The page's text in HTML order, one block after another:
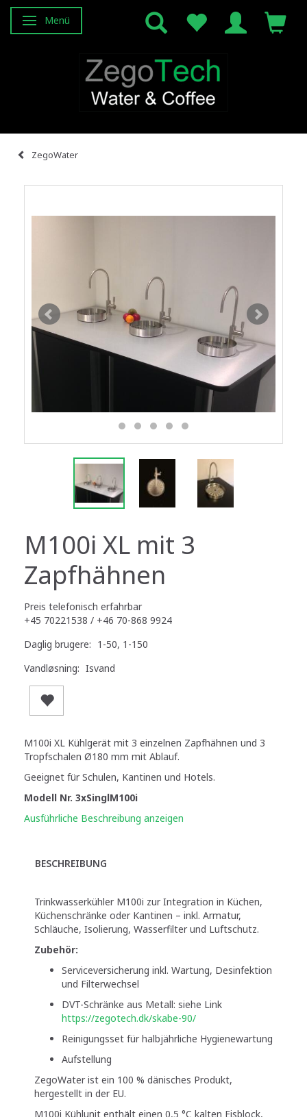
Anzeige ändern
Menü
ZegoWater
M100i XL mit 3
Zapfhähnen
Preis telefonisch erfahrbar
+45 70221538 / +46 70-868 9924
Daglig brugere: 1-50, 1-150
Vandløsning: Isvand
M100i XL Kühlgerät mit 3 einzelnen Zapfhähnen und 3
Tropfschalen Ø180 mm mit Ablauf.
Geeignet für Schulen, Kantinen und Hotels.
Modell Nr. 3xSinglM100i
Ausführliche Beschreibung anzeigen
BESCHREIBUNG
Trinkwasserkühler M100i zur Integration in Küchen,
Küchenschränke oder Kantinen – inkl. Armatur,
Schläuche, Isolierung, Wasserfilter und Luftschutz.
Zubehör:
Serviceversicherung inkl. Wartung, Desinfektion
und Filterwechsel
DVT-Schränke aus Metall: siehe Link
https://zegotech.dk/skabe-90/
Reinigungsset für halbjährliche Hygienewartung
Aufstellung
ZegoWater ist ein 100 % dänisches Produkt,
hergestellt in der EU.
M100i Kühlunit enthält einen 0,5 °C kalten Eisblock,